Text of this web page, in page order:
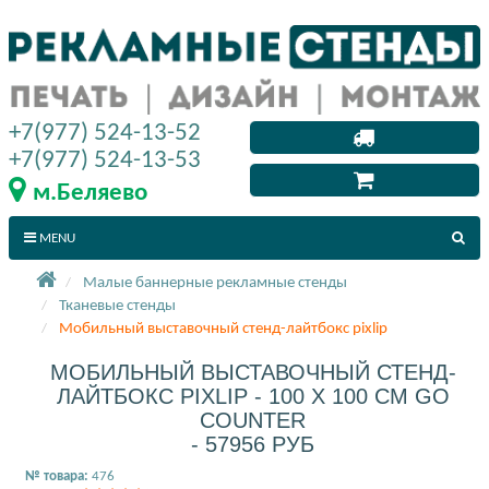
Малые баннерные рекламные стенды
Тканевые стенды
Мобильный выставочный стенд-лайтбокс pixlip
МОБИЛЬНЫЙ ВЫСТАВОЧНЫЙ СТЕНД-
ЛАЙТБОКС PIXLIP - 100 X 100 СМ GO
COUNTER
- 57956 РУБ
№ товара: 476
+7(977) 524-13-52
+7(977) 524-13-53
м.Беляево
MENU